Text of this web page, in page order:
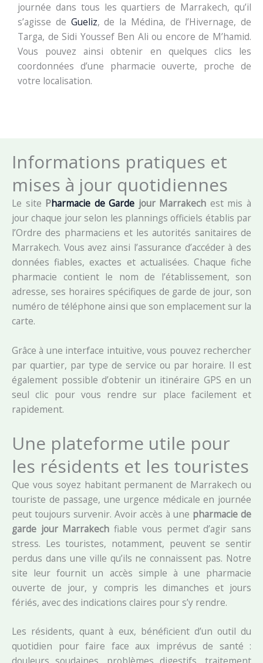
journée dans tous les quartiers de Marrakech, qu’il
s’agisse de Gueliz, de la Médina, de l’Hivernage, de
Targa, de Sidi Youssef Ben Ali ou encore de M’hamid.
Vous pouvez ainsi obtenir en quelques clics les
coordonnées d’une pharmacie ouverte, proche de
votre localisation.
Informations pratiques et
mises à jour quotidiennes
Le site Pharmacie de Garde jour Marrakech est mis à
jour chaque jour selon les plannings officiels établis par
l’Ordre des pharmaciens et les autorités sanitaires de
Marrakech. Vous avez ainsi l’assurance d’accéder à des
données fiables, exactes et actualisées. Chaque fiche
pharmacie contient le nom de l’établissement, son
adresse, ses horaires spécifiques de garde de jour, son
numéro de téléphone ainsi que son emplacement sur la
carte.
Grâce à une interface intuitive, vous pouvez rechercher
par quartier, par type de service ou par horaire. Il est
également possible d’obtenir un itinéraire GPS en un
seul clic pour vous rendre sur place facilement et
rapidement.
Une plateforme utile pour
les résidents et les touristes
Que vous soyez habitant permanent de Marrakech ou
touriste de passage, une urgence médicale en journée
peut toujours survenir. Avoir accès à une pharmacie de
garde jour Marrakech fiable vous permet d’agir sans
stress. Les touristes, notamment, peuvent se sentir
perdus dans une ville qu’ils ne connaissent pas. Notre
site leur fournit un accès simple à une pharmacie
ouverte de jour, y compris les dimanches et jours
fériés, avec des indications claires pour s’y rendre.
Les résidents, quant à eux, bénéficient d’un outil du
quotidien pour faire face aux imprévus de santé :